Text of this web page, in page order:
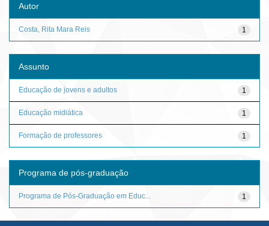
Autor
1
Costa, Rita Mara Reis
Assunto
1
Educação de jovens e adultos
1
Educação midiática
1
Formação de professores
Programa de pós-graduação
1
Programa de Pós-Graduação em Educ...